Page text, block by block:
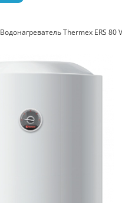
Водонагреватель Thermex ERS 80